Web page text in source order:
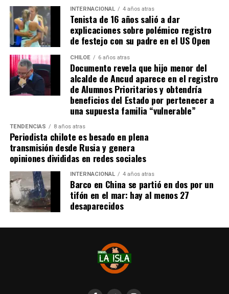
Actualmente, Gómez se encuentra en Santiago
realizando trámites y participando como invitada en
distintos medios de comunicación. Aunque aún no tiene
una fecha exacta para su viaje a Estados Unidos, donde
se administra el medicamento, indicó que esperan
realizarlo «a mediados de junio».
Cabe destacar que, pese a que se logró reunir el dinero y,
por ende, la meta se cumplió, continúan circulando por
redes sociales, eventos a beneficios de Tomás Ross.
¿Como ayudar?
Instagram, Dante_contra_duchenne
Fernando Jara (padre)
19.968.680-1
Banco Falabella, cuenta corriente
11510154944
fernandokine1998@gmail.com
INTERNACIONAL 4 años atras
Tenista de 16 años salió a dar
explicaciones sobre polémico registro
de festejo con su padre en el US Open
CHILOE 6 años atras
Documento revela que hijo menor del
alcalde de Ancud aparece en el registro
de Alumnos Prioritarios y obtendría
beneficios del Estado por pertenecer a
una supuesta familia “vulnerable”
TENDENCIAS 8 años atras
Periodista chilote es besado en plena
transmisión desde Rusia y genera
opiniones divididas en redes sociales
INTERNACIONAL 4 años atras
Barco en China se partió en dos por un
tifón en el mar: hay al menos 27
desaparecidos